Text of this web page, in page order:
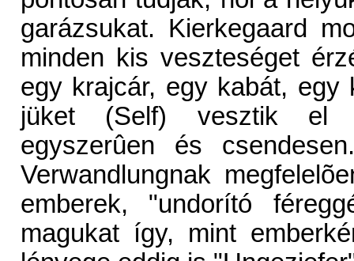
garázsukat. Kierkegaard
minden kis veszteséget
egy krajcár, egy kabát,
jüket (Self) vesztik el
egyszerûen és
Verwandlungnak
emberek, "undorító
magukat így, mint